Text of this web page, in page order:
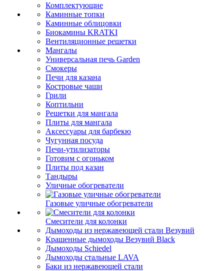
Комплектующие
Каминные топки
Каминные облицовки
Биокамины KRATKI
Вентиляционные решетки
Мангалы
Универсальная печь Garden
Смокеры
Печи для казана
Костровые чаши
Грили
Коптильни
Решетки для мангала
Плиты для мангала
Аксессуары для барбекю
Чугунная посуда
Печи-утилизаторы
Готовим с огоньком
Плиты под казан
Тандыры
Уличные обогреватели
Газовые уличные обогреватели
Смесители для колонки
Дымоходы из нержавеющей стали Везувий
Крашенные дымоходы Везувий Black
Дымоходы Schiedel
Дымоходы стальные LAVA
Баки из нержавеющей стали